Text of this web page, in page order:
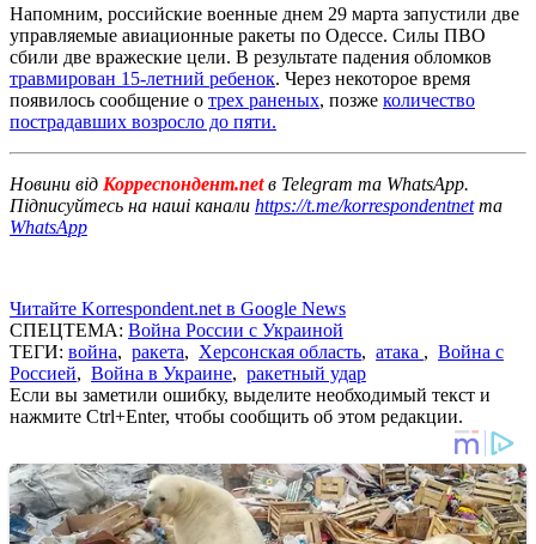
Напомним, российские военные днем 29 марта запустили две
управляемые авиационные ракеты по Одессе. Силы ПВО
сбили две вражеские цели. В результате падения обломков
травмирован 15-летний ребенок. Через некоторое время
появилось сообщение о трех раненых, позже количество
пострадавших возросло до пяти.
Новини від Корреспондент.netв Telegram та WhatsApp.
Підписуйтесь на наші канали https://t.me/korrespondentnetта
WhatsApp
Читайте Korrespondent.net в Google News
СПЕЦТЕМА: Война России с Украиной
ТЕГИ: война, ракета, Херсонская область, атака , Война с
Россией, Война в Украине, ракетный удар
Если вы заметили ошибку, выделите необходимый текст и
нажмите Ctrl+Enter, чтобы сообщить об этом редакции.